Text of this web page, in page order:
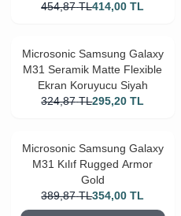
454,87 TL414,00 TL
Microsonic Samsung Galaxy
M31 Seramik Matte Flexible
Ekran Koruyucu Siyah
324,87 TL295,20 TL
Microsonic Samsung Galaxy
M31 Kılıf Rugged Armor
Gold
389,87 TL354,00 TL